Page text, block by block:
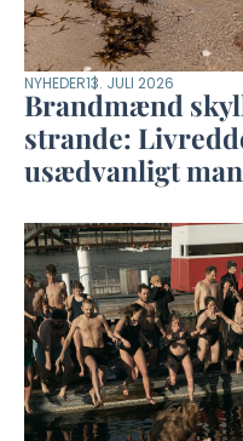
NYHEDER13. JULI 2026
Brandmænd
strande:
usædvanligt